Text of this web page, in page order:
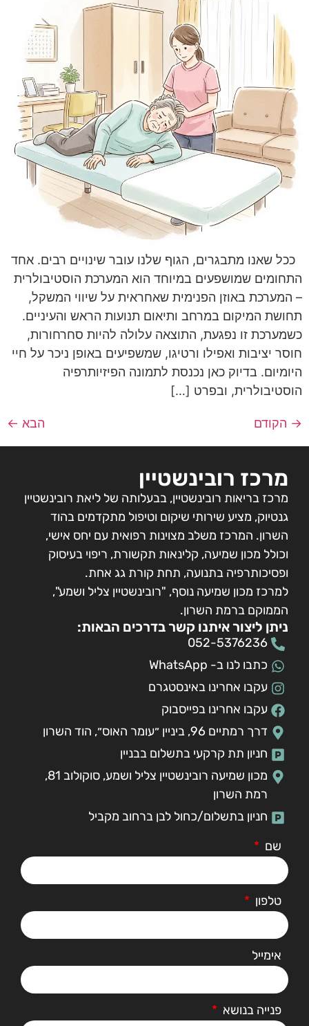
ככל שאנו מתבגרים, הגוף שלנו עובר שינויים רבים. אחד
התחומים שמושפעים במיוחד הוא המערכת הוסטיבולרית
– המערכת באוזן הפנימית שאחראית על שיווי המשקל,
תחושת המיקום במרחב ותיאום תנועות הראש והעיניים.
כשמערכת זו נפגעת, התוצאה עלולה להיות סחרחורות,
חוסר יציבות ואפילו ורטיגו, שמשפיעים באופן ניכר על חיי
היומיום. בדיוק כאן נכנסת לתמונה הפיזיותרפיה
הוסטיבולרית, ובפרט […]
→ הקודם הבא ←
מרכז רובינשטיין
מרכז בריאות רובינשטיין, בבעלותה של ליאת רובינשטיין
גנטיוק, מציע שירותי שיקום וטיפול מתקדמים בהוד
השרון. המרכז משלב מצוינות רפואית עם יחס אישי,
וכולל מכון שמיעה, קלינאות תקשורת, ריפוי בעיסוק
ופסיכותרפיה בתנועה, תחת קורת גג אחת.
למרכז מכון שמיעה נוסף, "רובינשטיין צליל ושמע",
הממוקם ברמת השרון.
ניתן ליצור איתנו קשר בדרכים הבאות:
052-5376236
כתבו לנו ב- WhatsApp
עקבו אחרינו באינסטגרם
עקבו אחרינו בפייסבוק
דרך רמתיים 96, ביניין ״עומר האוס״, הוד השרון
חניון תת קרקעי בתשלום בבניין
מכון שמיעה רובינשטיין צליל ושמע, סוקולוב 81,
רמת השרון
חניון בתשלום/כחול לבן ברחוב מקביל
שם
טלפון
אימייל
פנייה בנושא